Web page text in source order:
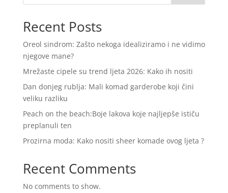
Recent Posts
Oreol sindrom: Zašto nekoga idealiziramo i ne vidimo
njegove mane?
Mrežaste cipele su trend ljeta 2026: Kako ih nositi
Dan donjeg rublja: Mali komad garderobe koji čini
veliku razliku
Peach on the beach:Boje lakova koje najljepše ističu
preplanuli ten
Prozirna moda: Kako nositi sheer komade ovog ljeta ?
Recent Comments
No comments to show.